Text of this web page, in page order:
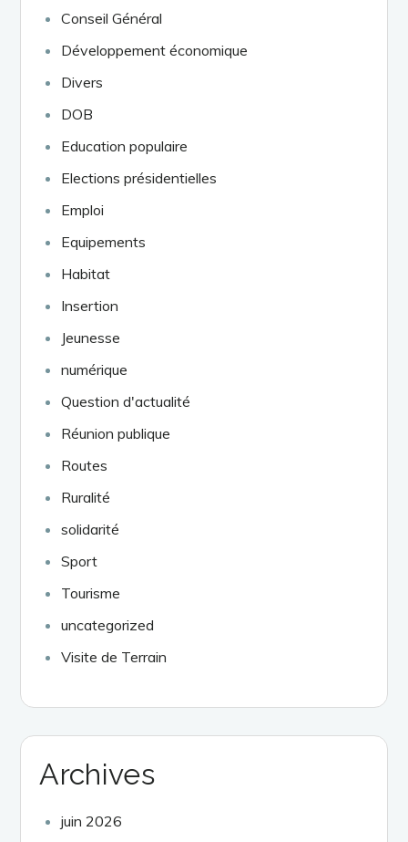
Conseil Général
Développement économique
Divers
DOB
Education populaire
Elections présidentielles
Emploi
Equipements
Habitat
Insertion
Jeunesse
numérique
Question d'actualité
Réunion publique
Routes
Ruralité
solidarité
Sport
Tourisme
uncategorized
Visite de Terrain
Archives
juin 2026